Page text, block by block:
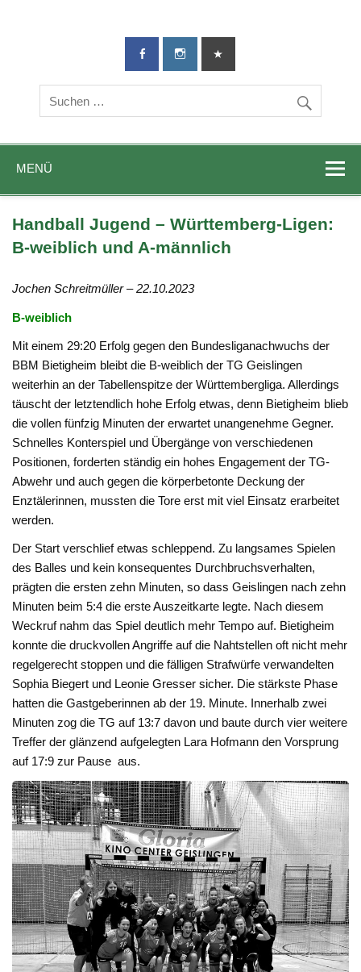
TG-Geislingen
DIE Sportadresse in Geislingen!
MENÜ
Handball Jugend – Württemberg-Ligen:
B-weiblich und A-männlich
Jochen Schreitmüller – 22.10.2023
B-weiblich
Mit einem 29:20 Erfolg gegen den Bundesliganachwuchs der
BBM Bietigheim bleibt die B-weiblich der TG Geislingen
weiterhin an der Tabellenspitze der Württembergliga. Allerdings
täuscht der letztendlich hohe Erfolg etwas, denn Bietigheim blieb
die vollen fünfzig Minuten der erwartet unangenehme Gegner.
Schnelles Konterspiel und Übergänge von verschiedenen
Positionen, forderten ständig ein hohes Engagement der TG-
Abwehr und auch gegen die körperbetonte Deckung der
Enztälerinnen, mussten die Tore erst mit viel Einsatz erarbeitet
werden.
Der Start verschlief etwas schleppend. Zu langsames Spielen
des Balles und kein konsequentes Durchbruchsverhalten,
prägten die ersten zehn Minuten, so dass Geislingen nach zehn
Minuten beim 5:4 die erste Auszeitkarte legte. Nach diesem
Weckruf nahm das Spiel deutlich mehr Tempo auf. Bietigheim
konnte die druckvollen Angriffe auf die Nahtstellen oft nicht mehr
regelgerecht stoppen und die fälligen Strafwürfe verwandelten
Sophia Biegert und Leonie Gresser sicher. Die stärkste Phase
hatten die Gastgeberinnen ab der 19. Minute. Innerhalb zwei
Minuten zog die TG auf 13:7 davon und baute durch vier weitere
Treffer der glänzend aufgelegten Lara Hofmann den Vorsprung
auf 17:9 zur Pause aus.